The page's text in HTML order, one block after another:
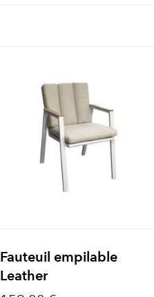
Fauteuil empilable
Leather